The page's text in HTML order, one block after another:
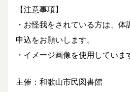
​【注意事項】
・お怪我をされている方は、
申込をお願いします。
・イメージ画像を使用していま
主催：和歌山市民図書館